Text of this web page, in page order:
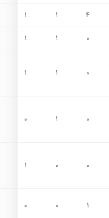
4
1
1
0
1
1
0
1
1
0
1
0
0
0
1
1
0
0